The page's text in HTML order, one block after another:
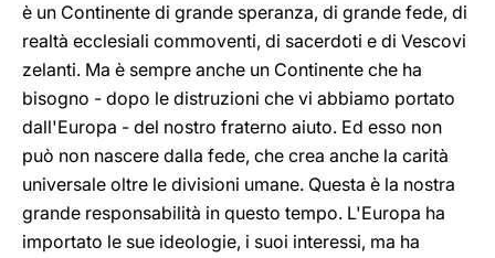
è un Continente di grande speranza, di grande fede, di
realtà ecclesiali commoventi, di sacerdoti e di Vescovi
zelanti. Ma è sempre anche un Continente che ha
bisogno - dopo le distruzioni che vi abbiamo portato
dall'Europa - del nostro fraterno aiuto. Ed esso non
può non nascere dalla fede, che crea anche la carità
universale oltre le divisioni umane. Questa è la nostra
grande responsabilità in questo tempo. L'Europa ha
importato le sue ideologie, i suoi interessi, ma ha